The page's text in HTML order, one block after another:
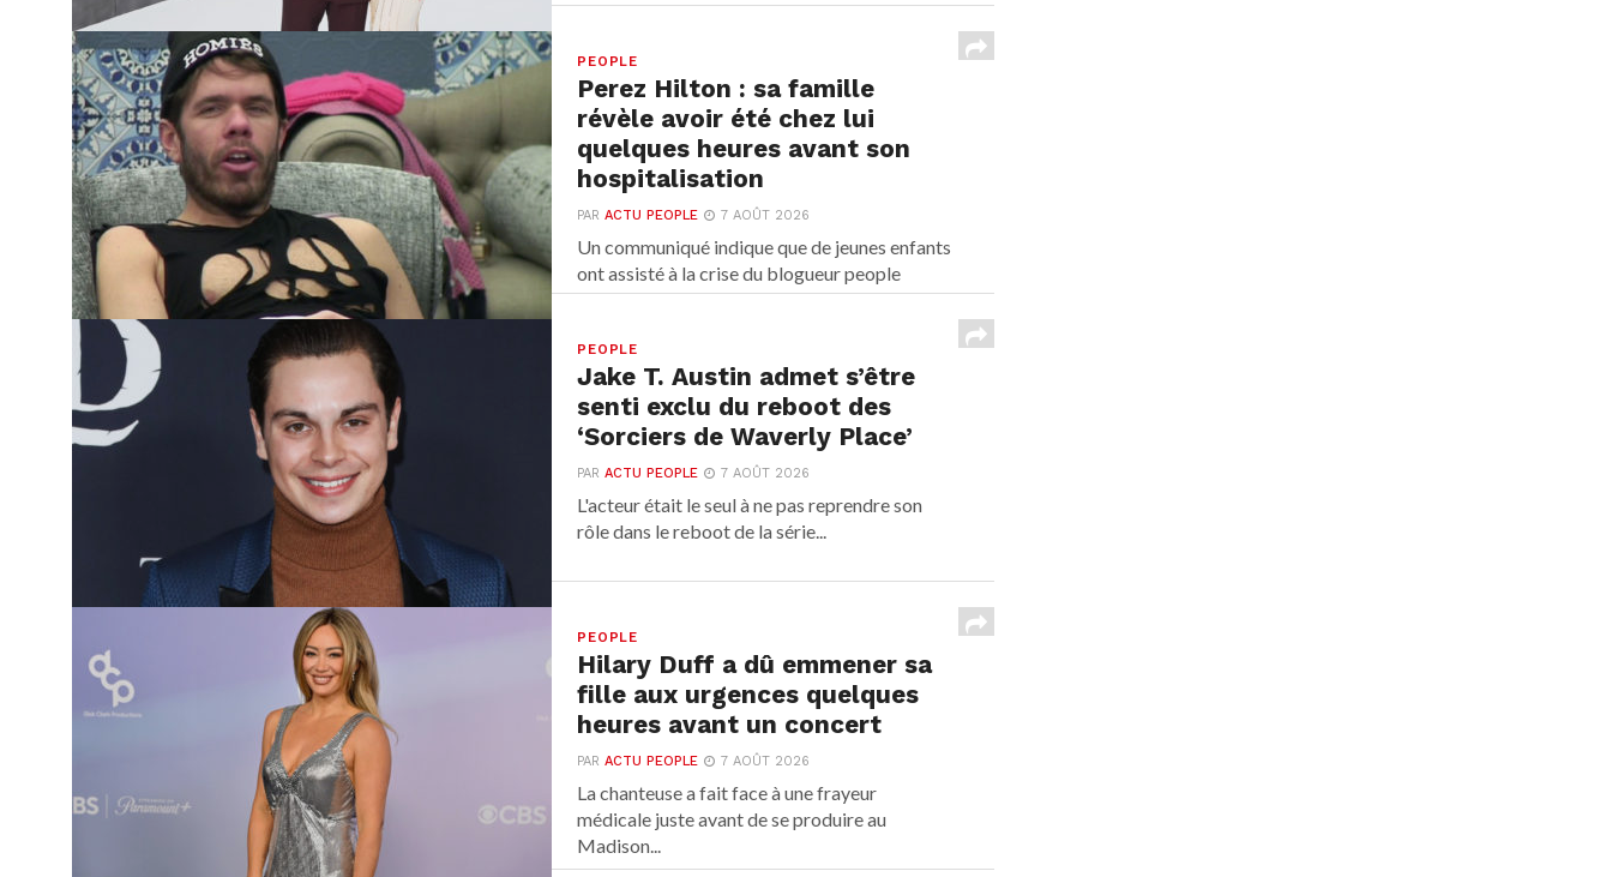
PEOPLE
Perez Hilton : sa famille
révèle avoir été chez lui
quelques heures avant son
hospitalisation
PARACTU PEOPLE 7 AOÛT 2026
Un communiqué indique que de jeunes enfants
ont assisté à la crise du blogueur people
avant...
PEOPLE
Jake T. Austin admet s’être
senti exclu du reboot des
‘Sorciers de Waverly Place’
PARACTU PEOPLE 7 AOÛT 2026
L'acteur était le seul à ne pas reprendre son
rôle dans le reboot de la série...
PEOPLE
Hilary Duff a dû emmener sa
fille aux urgences quelques
heures avant un concert
PARACTU PEOPLE 7 AOÛT 2026
La chanteuse a fait face à une frayeur
médicale juste avant de se produire au
Madison...